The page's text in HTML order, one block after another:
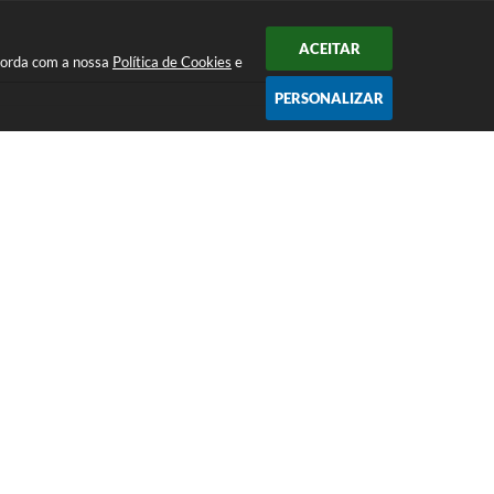
com a nossa Política de Cookies e
ACEITAR
PERSONALIZAR
31/08/1983